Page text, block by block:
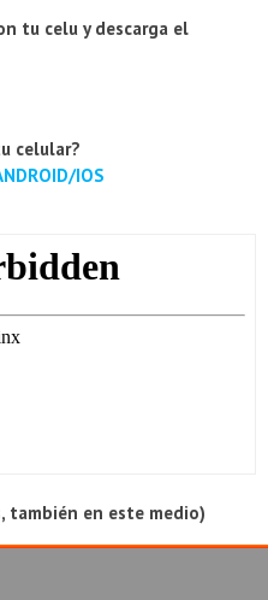
tu celu y descarga el
celular?
IOS
también en este medio)